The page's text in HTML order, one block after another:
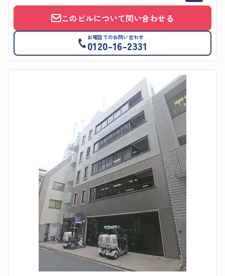
このビルについて問い合わせる
お電話でのお問い合わせ
0120-16-2331